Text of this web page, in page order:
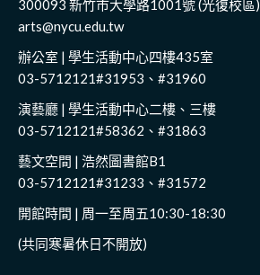
300093 新竹市大學路1001號 (光復校區)
arts@nycu.edu.tw
辦公室 | 學生活動中心四樓435室
03-5712121#31953、#31960
演藝廳 | 學生活動中心二樓、三樓
03-5712121#58362、#31863
藝文空間 | 浩然圖書館B1
03-5712121#31233、#31572
開館時間 | 周一至周五10:30-18:30
(共同寒暑休日不開放)